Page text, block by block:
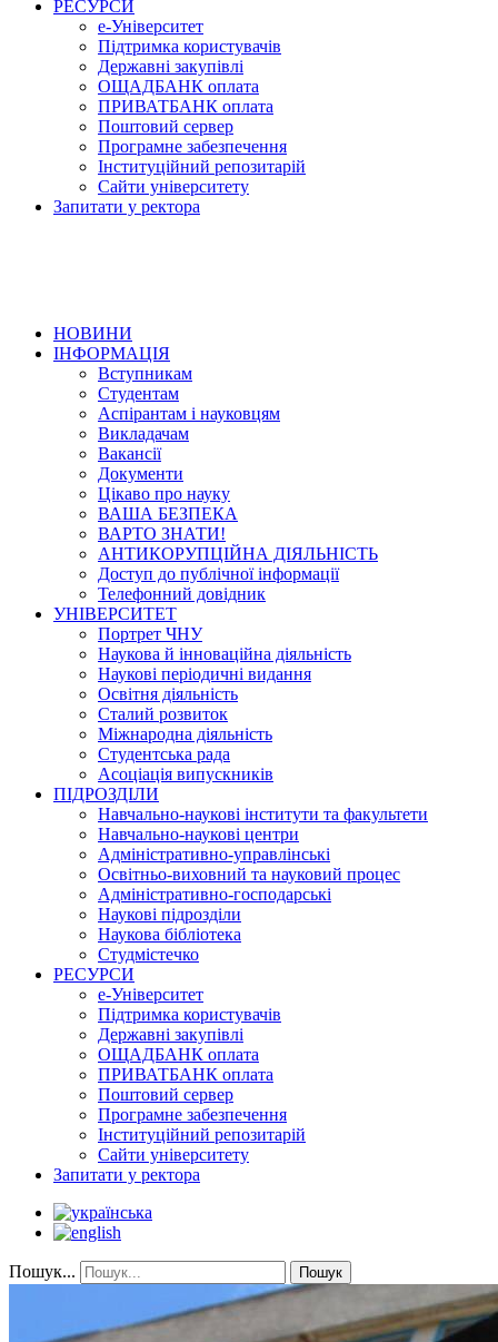
РЕСУРСИ
е-Університет
Підтримка користувачів
Державні закупівлі
ОЩАДБАНК оплата
ПРИВАТБАНК оплата
Поштовий сервер
Програмне забезпечення
Інституційний репозитарій
Сайти університету
Запитати у ректора
НОВИНИ
ІНФОРМАЦІЯ
Вступникам
Студентам
Аспірантам і науковцям
Викладачам
Вакансії
Документи
Цікаво про науку
ВАША БЕЗПЕКА
ВАРТО ЗНАТИ!
АНТИКОРУПЦІЙНА ДІЯЛЬНІСТЬ
Доступ до публічної інформації
Телефонний довідник
УНІВЕРСИТЕТ
Портрет ЧНУ
Наукова й інноваційна діяльність
Наукові періодичні видання
Освітня діяльність
Сталий розвиток
Міжнародна діяльність
Студентська рада
Асоціація випускників
ПІДРОЗДІЛИ
Навчально-наукові інститути та факультети
Навчально-наукові центри
Адміністративно-управлінські
Освітньо-виховний та науковий процес
Адміністративно-господарські
Наукові підрозділи
Наукова бібліотека
Студмістечко
РЕСУРСИ
е-Університет
Підтримка користувачів
Державні закупівлі
ОЩАДБАНК оплата
ПРИВАТБАНК оплата
Поштовий сервер
Програмне забезпечення
Інституційний репозитарій
Сайти університету
Запитати у ректора
Пошук... Пошук